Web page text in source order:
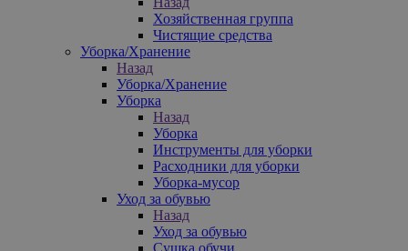
Хозяйственная группа
Чистящие средства
Уборка/Хранение
Назад
Уборка/Хранение
Уборка
Назад
Уборка
Инструменты для уборки
Расходники для уборки
Уборка-мусор
Уход за обувью
Назад
Уход за обувью
Сушка обучи